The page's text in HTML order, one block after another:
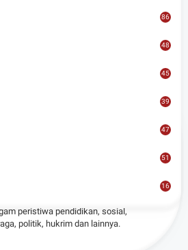
peristiwa pendidikan, sosial,
politik, hukrim dan lainnya.
86
48
45
39
47
51
16